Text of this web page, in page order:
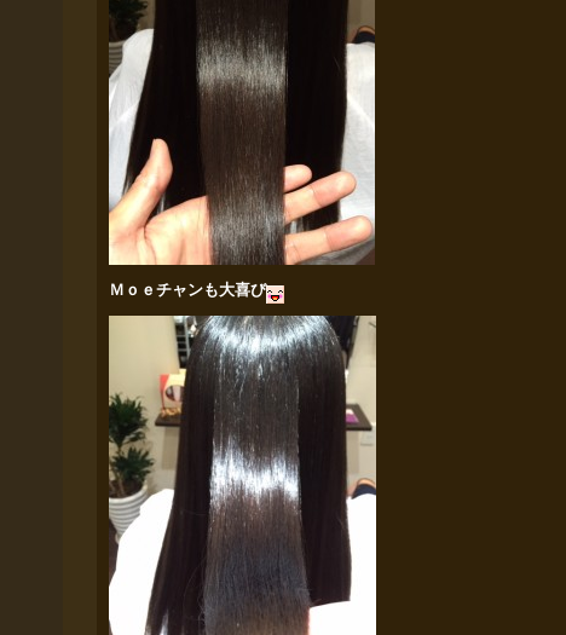
Ｍｏｅチャンも大喜び